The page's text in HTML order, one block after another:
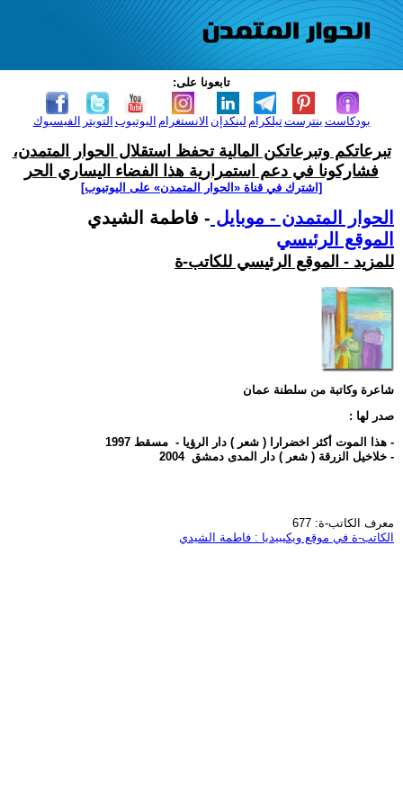
تابعونا على:
الفيسبوك التويتر اليوتيوب الانستغرام لينكدإن تيلكرامبنترست بودكاست
تبرعاتكم وتبرعاتكن المالية تحفظ استقلال الحوار المتمدن،
فشاركونا في دعم استمرارية هذا الفضاء اليساري الحر
[اشترك في قناة ‫«الحوار المتمدن» على اليوتيوب]
الحوار المتمدن - موبايل - فاطمة الشيدي
الموقع الرئيسي
للمزيد - الموقع الرئيسي للكاتب-ة
شاعرة وكاتبة من سلطنة عمان
صدر لها :
- هذا الموت أكثر اخضرارا ( شعر ) دار الرؤيا - مسقط 1997
- خلاخيل الزرقة ( شعر ) دار المدى دمشق 2004
معرف الكاتب-ة: 677
الكاتب-ة في موقع ويكيبيديا : فاطمة الشيدي